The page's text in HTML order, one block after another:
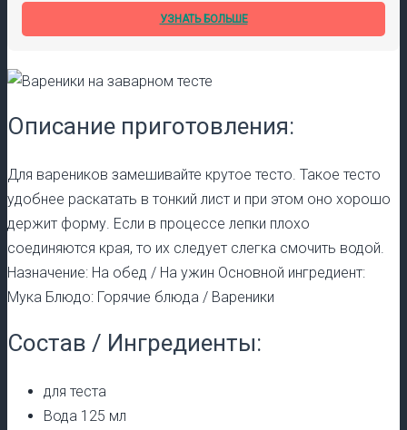
УЗНАТЬ БОЛЬШЕ
Описание приготовления:
Для вареников замешивайте крутое тесто. Такое тесто
удобнее раскатать в тонкий лист и при этом оно хорошо
держит форму. Если в процессе лепки плохо
соединяются края, то их следует слегка смочить водой.
Назначение: На обед / На ужин Основной ингредиент:
Мука Блюдо: Горячие блюда / Вареники
Состав / Ингредиенты:
для теста
Вода 125 мл